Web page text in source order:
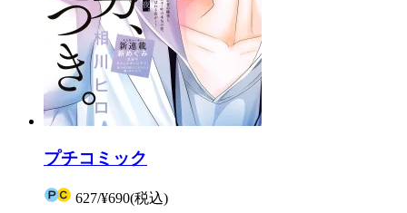
プチコミック
627/¥690(税込)